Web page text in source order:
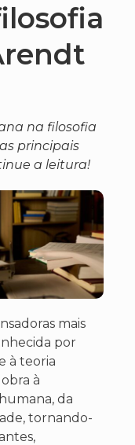
na filosofia
principais
a leitura!
mais
por
à teoria
à
da
tornando-